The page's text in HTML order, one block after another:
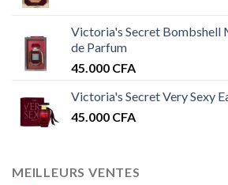
Victoria's Secret Bombshell
de Parfum
45.000 CFA
Victoria's Secret Very Sexy
45.000 CFA
MEILLEURS VENTES